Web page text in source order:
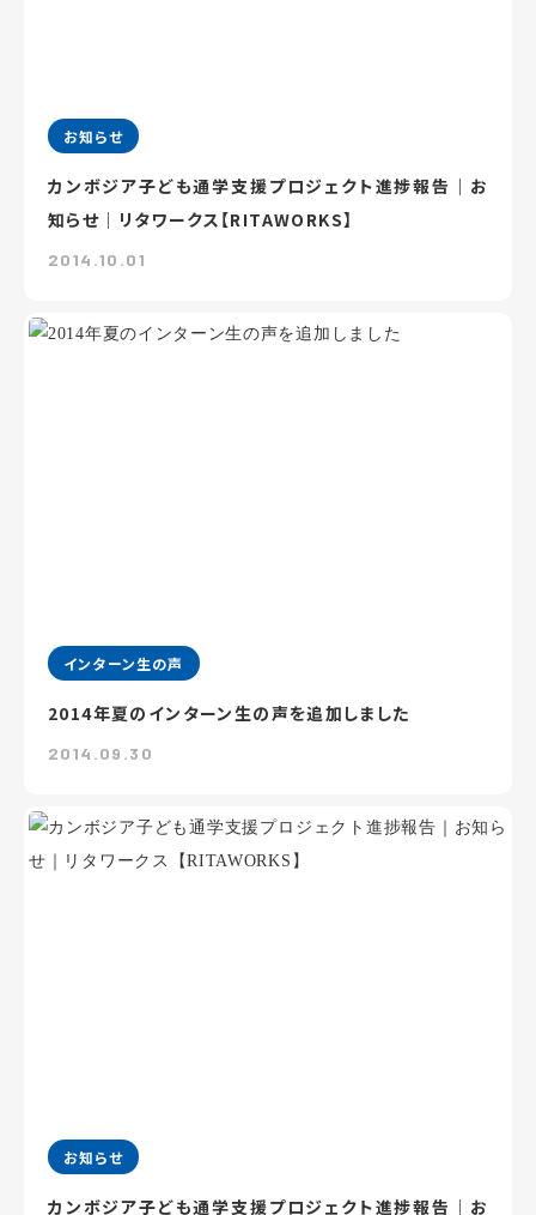
お知らせ
カンボジア子ども通学支援プロジェクト進捗報告｜お
知らせ｜リタワークス【RITAWORKS】
2014.10.01
インターン生の声
2014年夏のインターン生の声を追加しました
2014.09.30
お知らせ
カンボジア子ども通学支援プロジェクト進捗報告｜お